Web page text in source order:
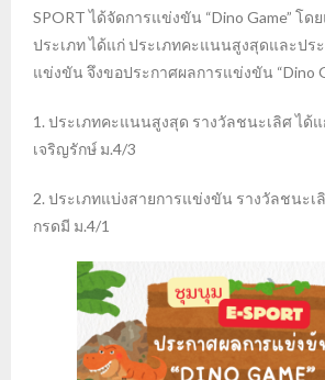
SPORT ได้จัดการแข่งขัน “Dino Game” โด
ประเภท ได้แก่ ประเภทคะแนนสูงสุดและปร
แข่งขัน จึงขอประกาศผลการแข่งขัน “Dino
1. ประเภทคะแนนสูงสุด รางวัลชนะเลิศ ไ
เจริญรักษ์ ม.4/3
2. ประเภทแบ่งสายการแข่งขัน รางวัลชนะเ
กรดมี ม.4/1